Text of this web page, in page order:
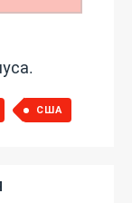
США